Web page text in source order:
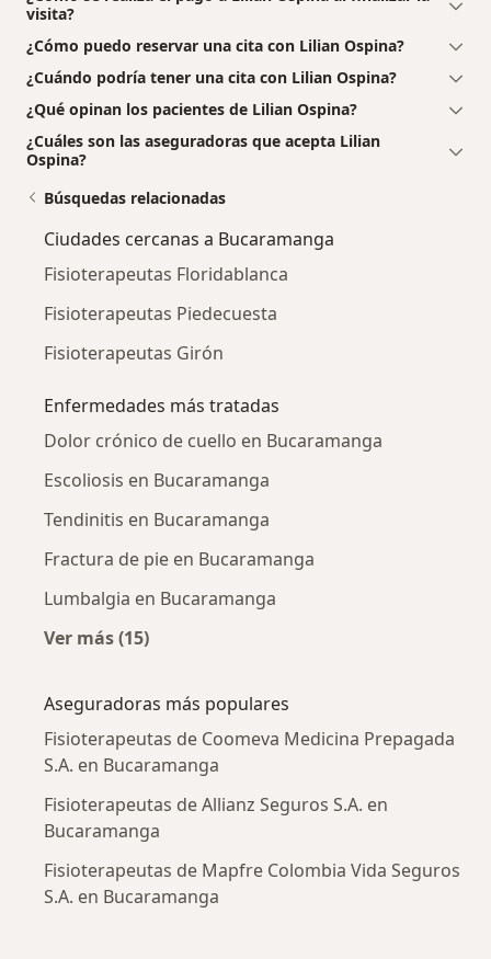
visita?
¿Cómo puedo reservar una cita con Lilian Ospina?
¿Cuándo podría tener una cita con Lilian Ospina?
¿Qué opinan los pacientes de Lilian Ospina?
¿Cuáles son las aseguradoras que acepta Lilian
Ospina?
Búsquedas relacionadas
Ciudades cercanas a Bucaramanga
Fisioterapeutas Floridablanca
Fisioterapeutas Piedecuesta
Fisioterapeutas Girón
Enfermedades más tratadas
Dolor crónico de cuello en Bucaramanga
Escoliosis en Bucaramanga
Tendinitis en Bucaramanga
Fractura de pie en Bucaramanga
Lumbalgia en Bucaramanga
Ver más (15)
Aseguradoras más populares
Fisioterapeutas de Coomeva Medicina Prepagada
S.A. en Bucaramanga
Fisioterapeutas de Allianz Seguros S.A. en
Bucaramanga
Fisioterapeutas de Mapfre Colombia Vida Seguros
S.A. en Bucaramanga